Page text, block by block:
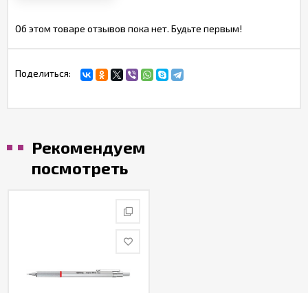
Об этом товаре отзывов пока нет. Будьте первым!
Поделиться:
Рекомендуем
посмотреть